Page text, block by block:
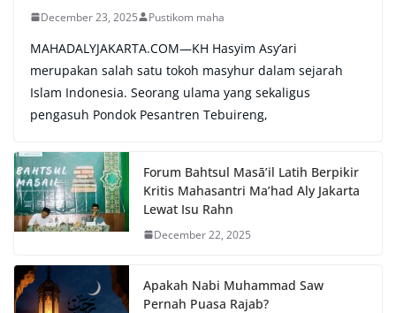
December 23, 2025 Pustikom maha
MAHADALYJAKARTA.COM—KH Hasyim Asy’ari
merupakan salah satu tokoh masyhur dalam sejarah
Islam Indonesia. Seorang ulama yang sekaligus
pengasuh Pondok Pesantren Tebuireng,
Forum Bahtsul Masā’il Latih Berpikir
Kritis Mahasantri Ma’had Aly Jakarta
Lewat Isu Rahn
December 22, 2025
Apakah Nabi Muhammad Saw
Pernah Puasa Rajab?